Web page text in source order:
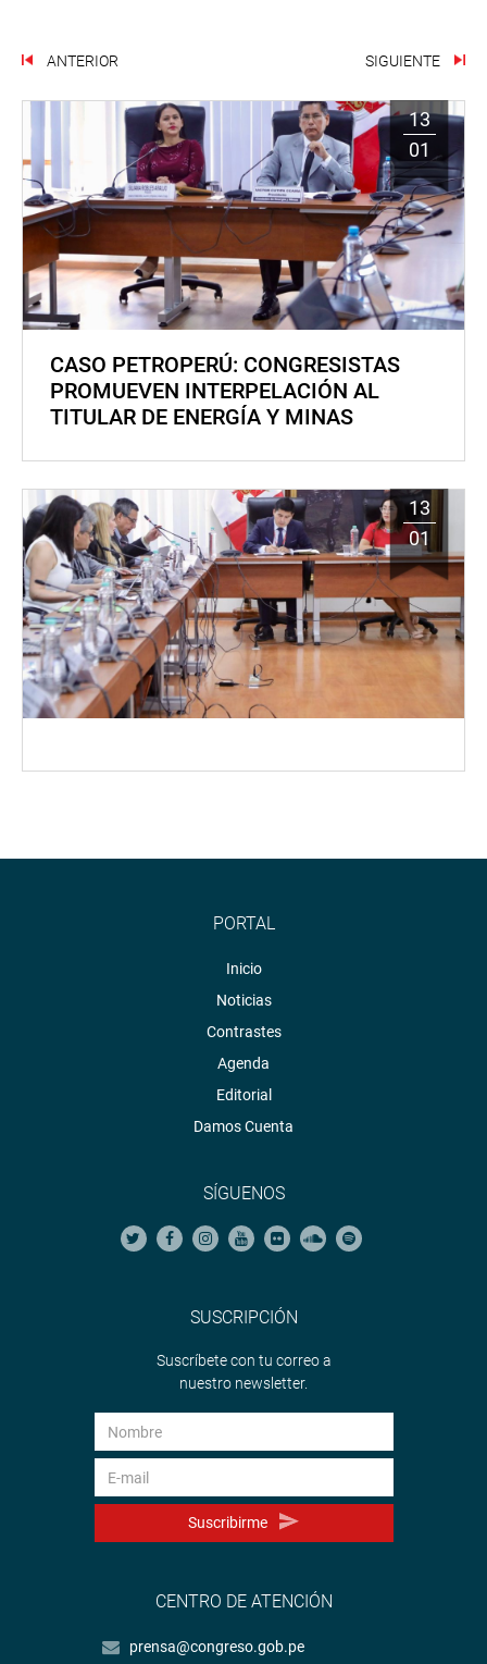
ANTERIOR SIGUIENTE
13
01
CASO PETROPERÚ: CONGRESISTAS
PROMUEVEN INTERPELACIÓN AL
TITULAR DE ENERGÍA Y MINAS
13
01
PORTAL
Inicio
Noticias
Contrastes
Agenda
Editorial
Damos Cuenta
SÍGUENOS
SUSCRIPCIÓN
Suscríbete con tu correo a
nuestro newsletter.
Suscribirme
CENTRO DE ATENCIÓN
prensa@congreso.gob.pe